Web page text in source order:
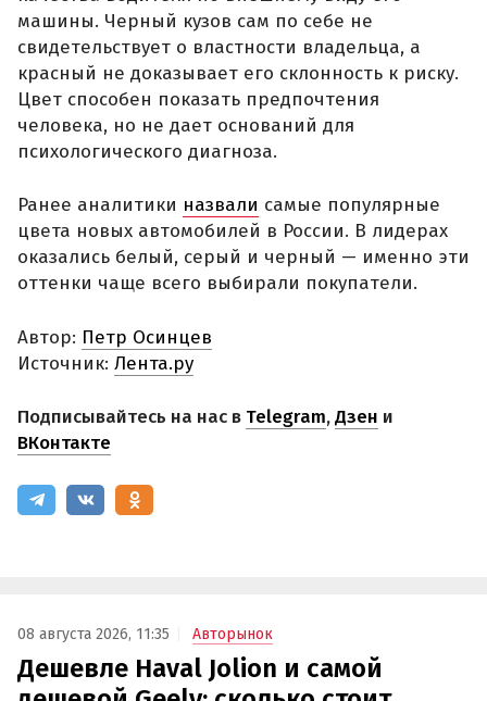
машины. Черный кузов сам по себе не
свидетельствует о властности владельца, а
красный не доказывает его склонность к риску.
Цвет способен показать предпочтения
человека, но не дает оснований для
психологического диагноза.
Ранее аналитики назвали самые популярные
цвета новых автомобилей в России. В лидерах
оказались белый, серый и черный — именно эти
оттенки чаще всего выбирали покупатели.
Автор: Петр Осинцев
Источник: Лента.ру
Подписывайтесь на нас в Telegram,Дзен и
ВКонтакте
08 августа 2026, 11:35 Авторынок
Дешевле Haval Jolion и самой